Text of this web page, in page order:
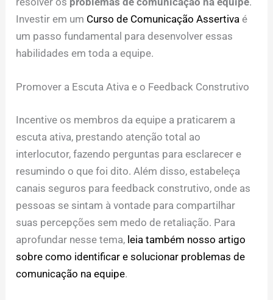
Investir em um Curso de Comunicação Assertiva é
um passo fundamental para desenvolver essas
habilidades em toda a equipe.
Promover a Escuta Ativa e o Feedback Construtivo
Incentive os membros da equipe a praticarem a
escuta ativa, prestando atenção total ao
interlocutor, fazendo perguntas para esclarecer e
resumindo o que foi dito. Além disso, estabeleça
canais seguros para feedback construtivo, onde as
pessoas se sintam à vontade para compartilhar
suas percepções sem medo de retaliação. Para
aprofundar nesse tema, leia também nosso artigo
sobre como identificar e solucionar problemas de
comunicação na equipe.